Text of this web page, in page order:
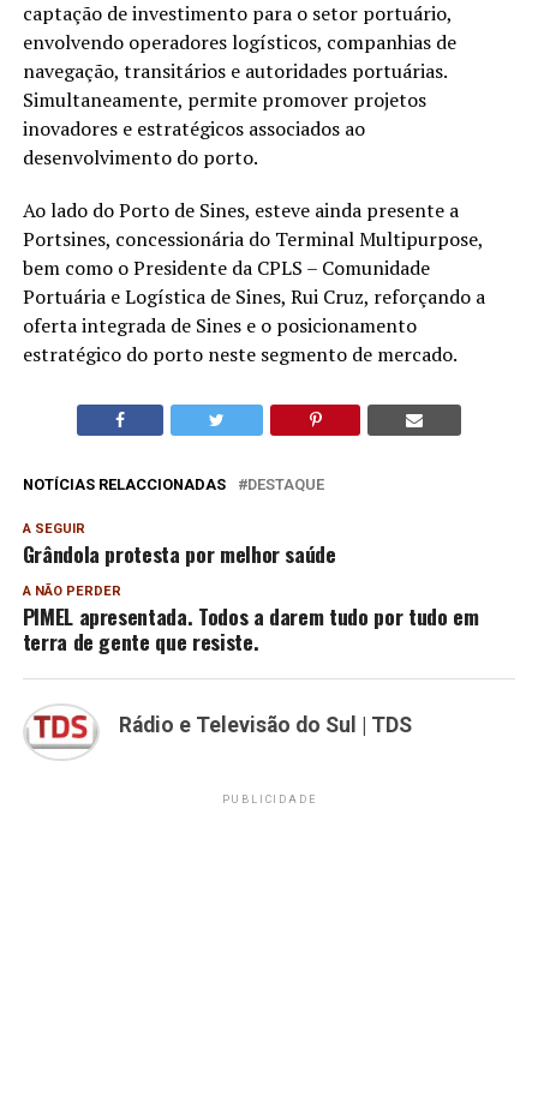
captação de investimento para o setor portuário,
envolvendo operadores logísticos, companhias de
navegação, transitários e autoridades portuárias.
Simultaneamente, permite promover projetos
inovadores e estratégicos associados ao
desenvolvimento do porto.
Ao lado do Porto de Sines, esteve ainda presente a
Portsines, concessionária do Terminal Multipurpose,
bem como o Presidente da CPLS – Comunidade
Portuária e Logística de Sines, Rui Cruz, reforçando a
oferta integrada de Sines e o posicionamento
estratégico do porto neste segmento de mercado.
NOTÍCIAS RELACCIONADAS DESTAQUE
A SEGUIR
Grândola protesta por melhor saúde
A NÃO PERDER
PIMEL apresentada. Todos a darem tudo por tudo em
terra de gente que resiste.
Rádio e Televisão do Sul | TDS
PUBLICIDADE